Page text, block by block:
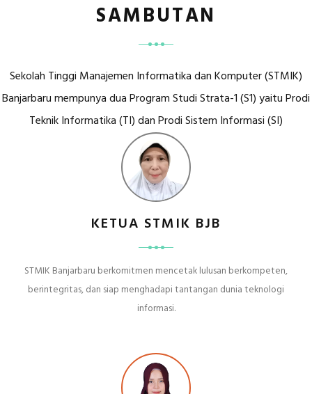
SAMBUTAN
Sekolah Tinggi Manajemen Informatika dan Komputer (STMIK)
Banjarbaru mempunya dua Program Studi Strata-1 (S1) yaitu Prodi
Teknik Informatika (TI) dan Prodi Sistem Informasi (SI)
KETUA STMIK BJB
STMIK Banjarbaru berkomitmen mencetak lulusan berkompeten,
berintegritas, dan siap menghadapi tantangan dunia teknologi
informasi.